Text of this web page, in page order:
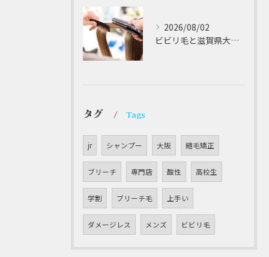
2026/08/02
ビビリ毛と滋賀県大津市での他店縮毛矯正失敗をパラゴンヘアーが修復する徹底ガイド
タグ Tags
jr シャンプー 大阪 縮毛矯正
ブリーチ 専門店 酸性 高校生
学割 ブリーチ毛 上手い
ダメージレス メンズ ビビリ毛